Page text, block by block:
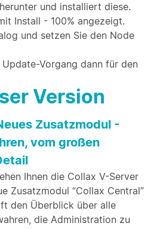
und installiert diese.
Install - 100% angezeigt.
und setzen Sie den Node
Vorgang dann für den
Version
Zusatzmodul -
vom großen
Ihnen die Collax V-Server
Zusatzmodul “Collax Central”
den Überblick über alle
die Administration zu